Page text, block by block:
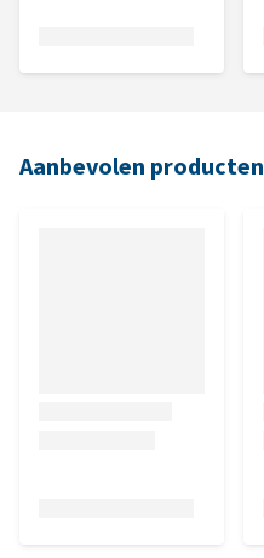
Aanbevolen producten